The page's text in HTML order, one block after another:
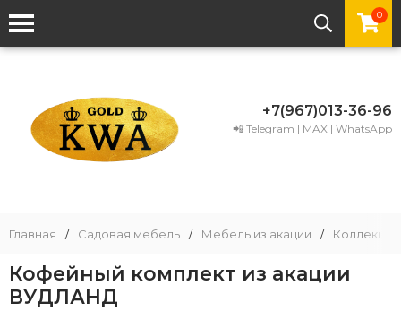
0
+7(967)013-36-96
📲 Telegram | MAX | WhatsApp
Главная / Садовая мебель / Мебель из акации /
Кофейный комплект из акации
ВУДЛАНД